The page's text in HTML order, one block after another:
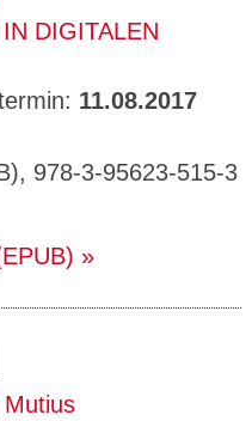
DIGITALEN
11.08.2017
978-3-95623-515-3